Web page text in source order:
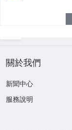
關於我們
新聞中心
服務說明